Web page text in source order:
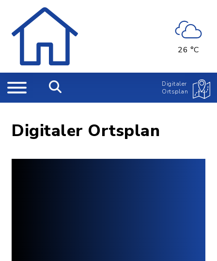
26 °C
Digitaler
Ortsplan
Digitaler Ortsplan